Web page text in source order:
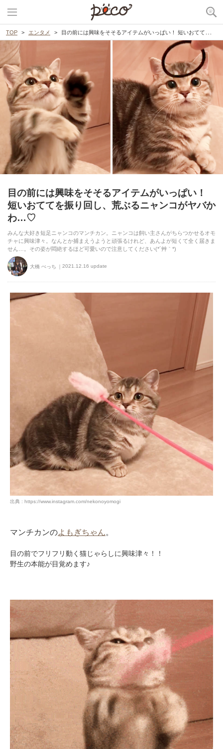
TOP エンタメ 目の前には興味をそそるアイテムがいっぱい！ 短いおててを振り回し、荒ぶるニャンコがヤバかわ…♡
目の前には興味をそそるアイテムがいっぱい！
短いおててを振り回し、荒ぶるニャンコがヤバか
わ…♡
みんな大好き短足ニャンコのマンチカン。ニャンコは飼い主さんがちらつかせるオモ
チャに興味津々。なんとか捕まえうようと頑張るけれど、あんよが短くて全く届きま
せん…。その姿が悶絶するほど可愛いので注意してください(*´艸｀*)
大橋 ぺっち 2021.12.16 update
出典 : https://www.instagram.com/nekonoyomogi
マンチカンのよもぎちゃん。
目の前でフリフリ動く猫じゃらしに興味津々！！
野生の本能が目覚めます♪